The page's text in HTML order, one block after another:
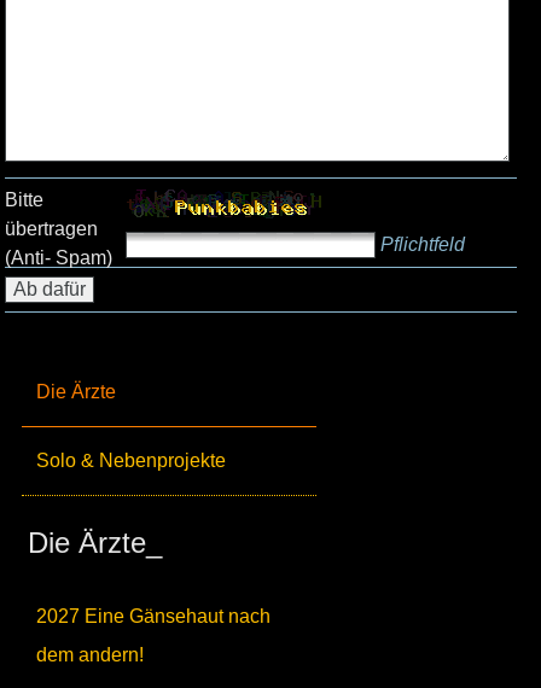
Die Ärzte
Solo & Nebenprojekte
Die Ärzte_
2027 Eine Gänsehaut nach
dem andern!
Bitte
übertragen
(Anti- Spam)
Pflichtfeld